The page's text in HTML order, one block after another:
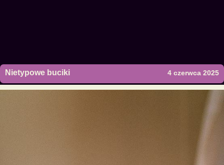
Nietypowe buciki 4 czerwca 2025